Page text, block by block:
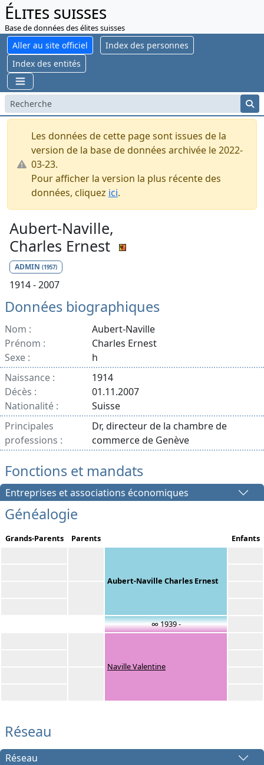
Élites suisses
Base de données des élites suisses
Aller au site officiel
Index des personnes
Index des entités
Les données de cette page sont issues de la
version de la base de données archivée le 2022-
03-23.
Pour afficher la version la plus récente des
données, cliquez ici.
Aubert-Naville,
Charles Ernest
ADMIN (1957)
1914 - 2007
Données biographiques
Nom :
Aubert-Naville
Prénom :
Charles Ernest
Sexe :
h
Naissance :
1914
Décès :
01.11.2007
Nationalité :
Suisse
Principales
professions :
Dr, directeur de la chambre de
commerce de Genève
Fonctions et mandats
Entreprises et associations économiques
Généalogie
Grands-Parents Parents Enfants
Aubert-Naville Charles Ernest
∞ 1939 -
Naville Valentine
Réseau
Réseau